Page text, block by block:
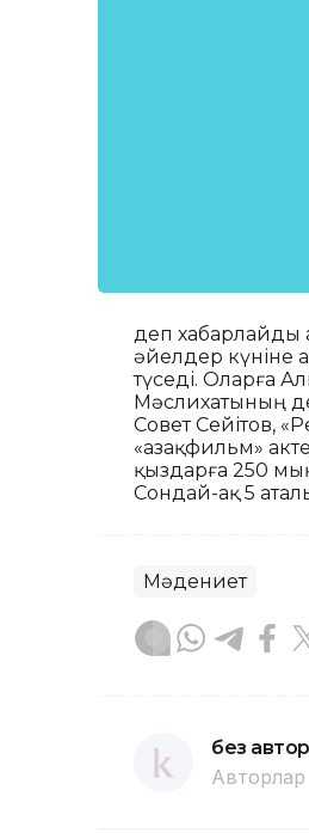
деп хабарлайды
әйелдер күніне
түседі. Оларға
Мәслихатының
Совет Сейітов,
«Қазақфильм»
қыздарға 250
Сондай-ақ 5
Мәдениет
без
Авторлар